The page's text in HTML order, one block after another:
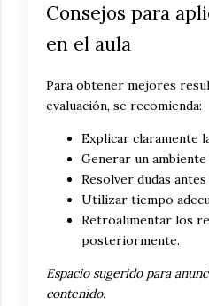
Consejos para
en el aula
Para obtener mejores
evaluación, se recomienda:
Explicar claramente
Generar un
Resolver dudas
Utilizar tiempo
Retroalimentar los
posteriormente.
Espacio sugerido para
contenido.